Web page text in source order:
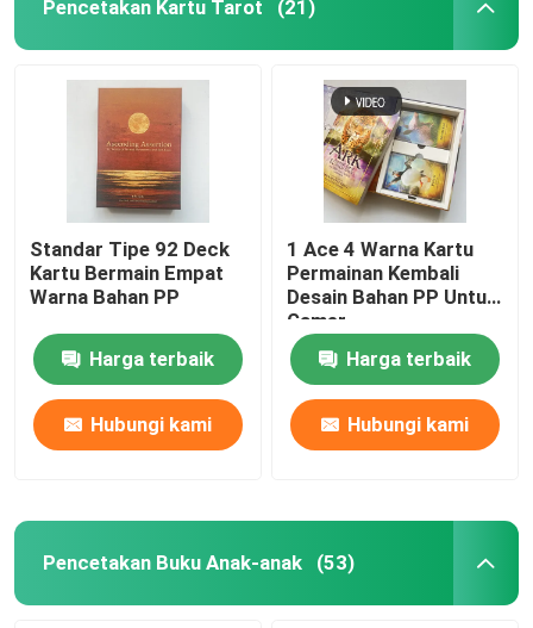
Pencetakan Kartu Tarot (21)
Standar Tipe 92 Deck
Kartu Bermain Empat
Warna Bahan PP
Harga terbaik
Hubungi kami
1 Ace 4 Warna Kartu
Permainan Kembali
Desain Bahan PP Untuk
Gamer
Harga terbaik
Hubungi kami
Pencetakan Buku Anak-anak (53)